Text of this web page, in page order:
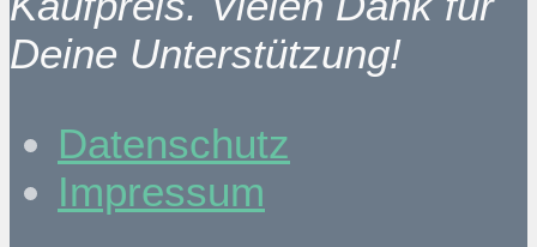
Deine Unterstützung!
Datenschutz
Impressum